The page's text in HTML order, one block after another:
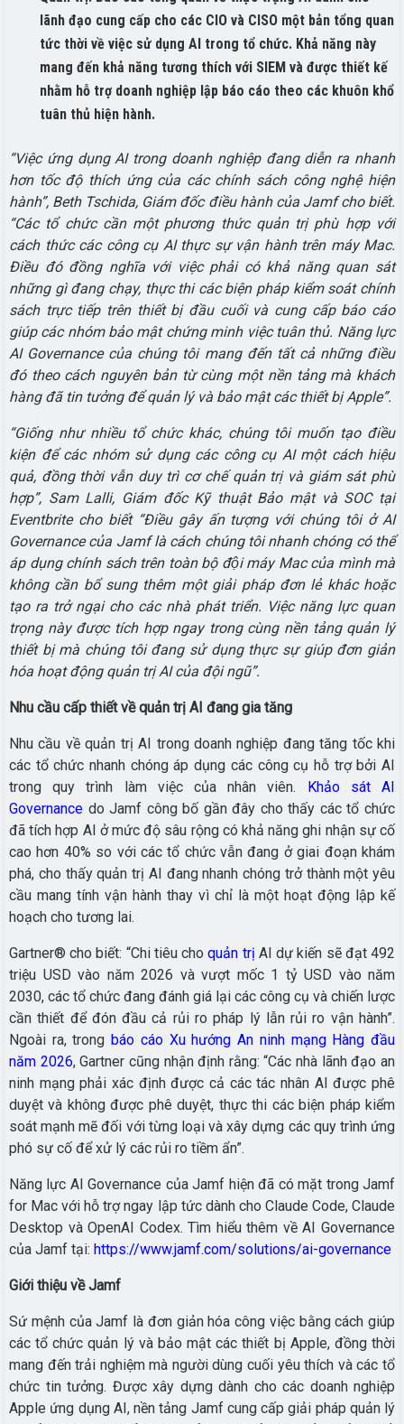
lãnh đạo cung cấp cho các CIO và CISO một bản tổng quan
tức thời về việc sử dụng AI trong tổ chức. Khả năng này
mang đến khả năng tương thích với SIEM và được thiết kế
nhằm hỗ trợ doanh nghiệp lập báo cáo theo các khuôn khổ
tuân thủ hiện hành.
“Việc ứng dụng AI trong doanh nghiệp đang diễn ra nhanh
hơn tốc độ thích ứng của các chính sách công nghệ hiện
hành”, Beth Tschida, Giám đốc điều hành của Jamf cho biết.
“Các tổ chức cần một phương thức quản trị phù hợp với
cách thức các công cụ AI thực sự vận hành trên máy Mac.
Điều đó đồng nghĩa với việc phải có khả năng quan sát
những gì đang chạy, thực thi các biện pháp kiểm soát chính
sách trực tiếp trên thiết bị đầu cuối và cung cấp báo cáo
giúp các nhóm bảo mật chứng minh việc tuân thủ. Năng lực
AI Governance của chúng tôi mang đến tất cả những điều
đó theo cách nguyên bản từ cùng một nền tảng mà khách
hàng đã tin tưởng để quản lý và bảo mật các thiết bị Apple”.
“Giống như nhiều tổ chức khác, chúng tôi muốn tạo điều
kiện để các nhóm sử dụng các công cụ AI một cách hiệu
quả, đồng thời vẫn duy trì cơ chế quản trị và giám sát phù
hợp”, Sam Lalli, Giám đốc Kỹ thuật Bảo mật và SOC tại
Eventbrite cho biết “Điều gây ấn tượng với chúng tôi ở AI
Governance của Jamf là cách chúng tôi nhanh chóng có thể
áp dụng chính sách trên toàn bộ đội máy Mac của mình mà
không cần bổ sung thêm một giải pháp đơn lẻ khác hoặc
tạo ra trở ngại cho các nhà phát triển. Việc năng lực quan
trọng này được tích hợp ngay trong cùng nền tảng quản lý
thiết bị mà chúng tôi đang sử dụng thực sự giúp đơn giản
hóa hoạt động quản trị AI của đội ngũ”.
Nhu cầu cấp thiết về quản trị AI đang gia tăng
Nhu cầu về quản trị AI trong doanh nghiệp đang tăng tốc khi
các tổ chức nhanh chóng áp dụng các công cụ hỗ trợ bởi AI
trong quy trình làm việc của nhân viên. Khảo sát AI
Governance do Jamf công bố gần đây cho thấy các tổ chức
đã tích hợp AI ở mức độ sâu rộng có khả năng ghi nhận sự cố
cao hơn 40% so với các tổ chức vẫn đang ở giai đoạn khám
phá, cho thấy quản trị AI đang nhanh chóng trở thành một yêu
cầu mang tính vận hành thay vì chỉ là một hoạt động lập kế
hoạch cho tương lai.
Gartner® cho biết: “Chi tiêu choquản trị AI dự kiến sẽ đạt 492
triệu USD vào năm 2026 và vượt mốc 1 tỷ USD vào năm
2030, các tổ chức đang đánh giá lại các công cụ và chiến lược
cần thiết để đón đầu cả rủi ro pháp lý lẫn rủi ro vận hành”.
Ngoài ra, trongbáo cáo Xu hướng An ninh mạng Hàng đầu
năm 2026, Gartner cũng nhận định rằng: “Các nhà lãnh đạo an
ninh mạng phải xác định được cả các tác nhân AI được phê
duyệt và không được phê duyệt, thực thi các biện pháp kiểm
soát mạnh mẽ đối với từng loại và xây dựng các quy trình ứng
phó sự cố để xử lý các rủi ro tiềm ẩn”.
Năng lực AI Governance của Jamf hiện đã có mặt trong Jamf
for Mac với hỗ trợ ngay lập tức dành cho Claude Code, Claude
Desktop và OpenAI Codex. Tìm hiểu thêm về AI Governance
của Jamf tại: https://www.jamf.com/solutions/ai-governance
Giới thiệu về Jamf
Sứ mệnh của Jamf là đơn giản hóa công việc bằng cách giúp
các tổ chức quản lý và bảo mật các thiết bị Apple, đồng thời
mang đến trải nghiệm mà người dùng cuối yêu thích và các tổ
chức tin tưởng. Được xây dựng dành cho các doanh nghiệp
Apple ứng dụng AI, nền tảng Jamf cung cấp giải pháp quản lý